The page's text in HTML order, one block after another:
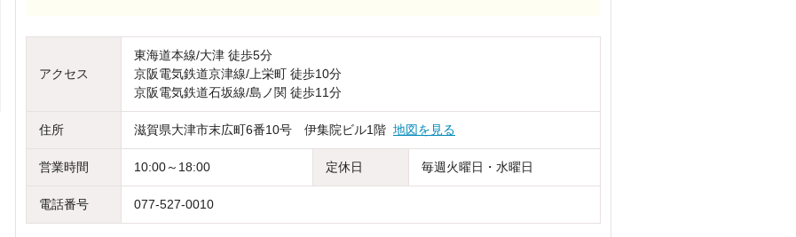
アクセス
東海道本線/大津 徒歩5分
京阪電気鉄道京津線/上栄町 徒歩10分
京阪電気鉄道石坂線/島ノ関 徒歩11分
住所 滋賀県大津市末広町6番10号 伊集院ビル1階 地図を見る
営業時間 10:00～18:00 定休日 毎週火曜日・水曜日
電話番号 077-527-0010